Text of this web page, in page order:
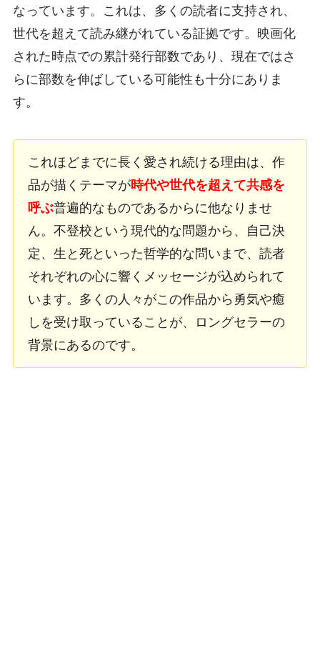
なっています。これは、多くの読者に支持され、
世代を超えて読み継がれている証拠です。映画化
された時点での累計発行部数であり、現在ではさ
らに部数を伸ばしている可能性も十分にありま
す。
これほどまでに長く愛され続ける理由は、作
品が描くテーマが時代や世代を超えて共感を
呼ぶ普遍的なものであるからに他なりませ
ん。不登校という現代的な問題から、自己決
定、生と死といった哲学的な問いまで、読者
それぞれの心に響くメッセージが込められて
います。多くの人々がこの作品から勇気や癒
しを受け取っていることが、ロングセラーの
背景にあるのです。